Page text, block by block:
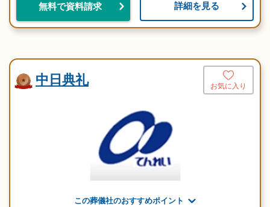
無料で資料請求 詳細を見る
中日典礼 お気に入り
この葬儀社のおすすめポイント